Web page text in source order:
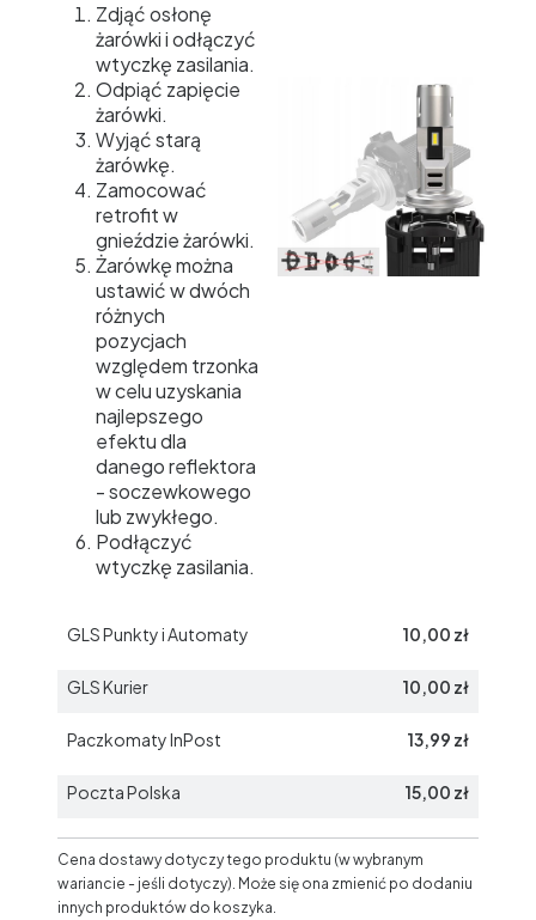
Zdjąć osłonę
żarówki i odłączyć
wtyczkę zasilania.
Odpiąć zapięcie
żarówki.
Wyjąć starą
żarówkę.
Zamocować
retrofit w
gnieździe żarówki.
Żarówkę można
ustawić w dwóch
różnych
pozycjach
względem trzonka
w celu uzyskania
najlepszego
efektu dla
danego reflektora
- soczewkowego
lub zwykłego.
Podłączyć
wtyczkę zasilania.
GLS Punkty i Automaty 10,00 zł
GLS Kurier 10,00 zł
Paczkomaty InPost 13,99 zł
Poczta Polska 15,00 zł
Cena dostawy dotyczy tego produktu (w wybranym
wariancie - jeśli dotyczy). Może się ona zmienić po dodaniu
innych produktów do koszyka.